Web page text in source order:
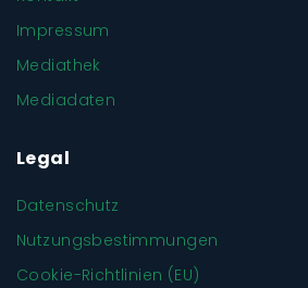
Impressum
Mediathek
Mediadaten
Legal
Datenschutz
Nutzungsbestimmungen
Cookie-Richtlinien (EU)